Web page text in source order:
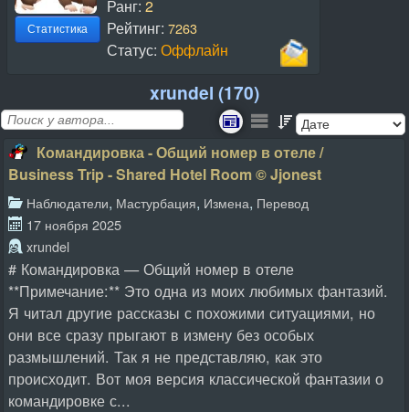
Статистика
Ранг: 2
Рейтинг: 7263
Статус: Оффлайн
xrundel (170)
Командировка - Общий номер в отеле /
Business Trip - Shared Hotel Room © Jjonest
Наблюдатели, Мастурбация, Измена, Перевод
17 ноября 2025
xrundel
# Командировка — Общий номер в отеле
**Примечание:** Это одна из моих любимых фантазий.
Я читал другие рассказы с похожими ситуациями, но
они все сразу прыгают в измену без особых
размышлений. Так я не представляю, как это
происходит. Вот моя версия классической фантазии о
командировке с...